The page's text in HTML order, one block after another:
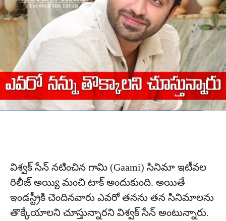
విశ్వ‌క్ సేన్ న‌టించిన గామి (Gaami) సినిమా ఇటీవ‌ల
రిలీజ్ అయ్యి మంచి టాక్ అందుకుంది. అయితే
ఇండ‌స్ట్రీకి చెందిన‌వారు ఎవ‌రో త‌న‌ను త‌న సినిమాల‌ను
తొక్కేయాలని చూస్తున్నార‌ని విశ్వ‌క్ సేన్ అంటున్నారు.